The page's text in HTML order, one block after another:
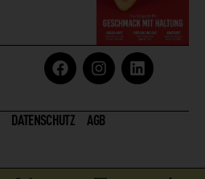
DATENSCHUTZ AGB